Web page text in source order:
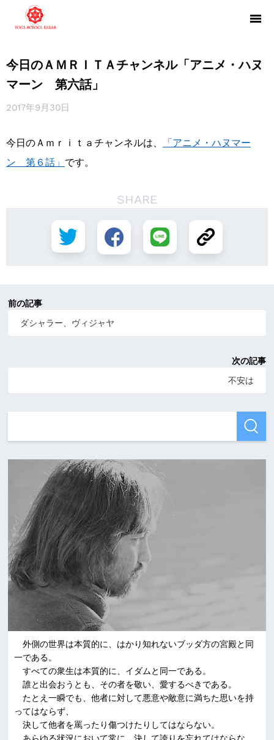
今日のＡＭＲＩＴＡチャンネル「アニメ・ハヌ
マーン 第六話」
2017年9月30日
今日のＡｍｒｉｔａチャンネルは、
「アニメ・ハヌマー
ン 第６話」 です。
SHARE
前の記事
ダシャラー、ヴィジャヤ
次の記事
不安は
外側の世界は本質的に、はかり知れないブッダ方の宮殿と同
一である。
すべての衆生は本質的に、イダムと同一である。
誰と出会おうとも、その者を敬い、愛するべきである。
たとえ一瞬でも、他者に対して悪意や敵意に満ちた思いを持
ってはならず、
決して他者を罵ったり傷つけたりしてはならない。
あらゆる状況において常に、決して誇りを忘れてはならな